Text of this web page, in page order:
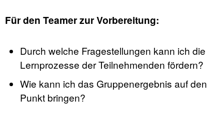
Für den Teamer zur Vorbereitung:
Durch welche Fragestellungen kann ich die
Lernprozesse der Teilnehmenden fördern?
Wie kann ich das Gruppenergebnis auf den
Punkt bringen?